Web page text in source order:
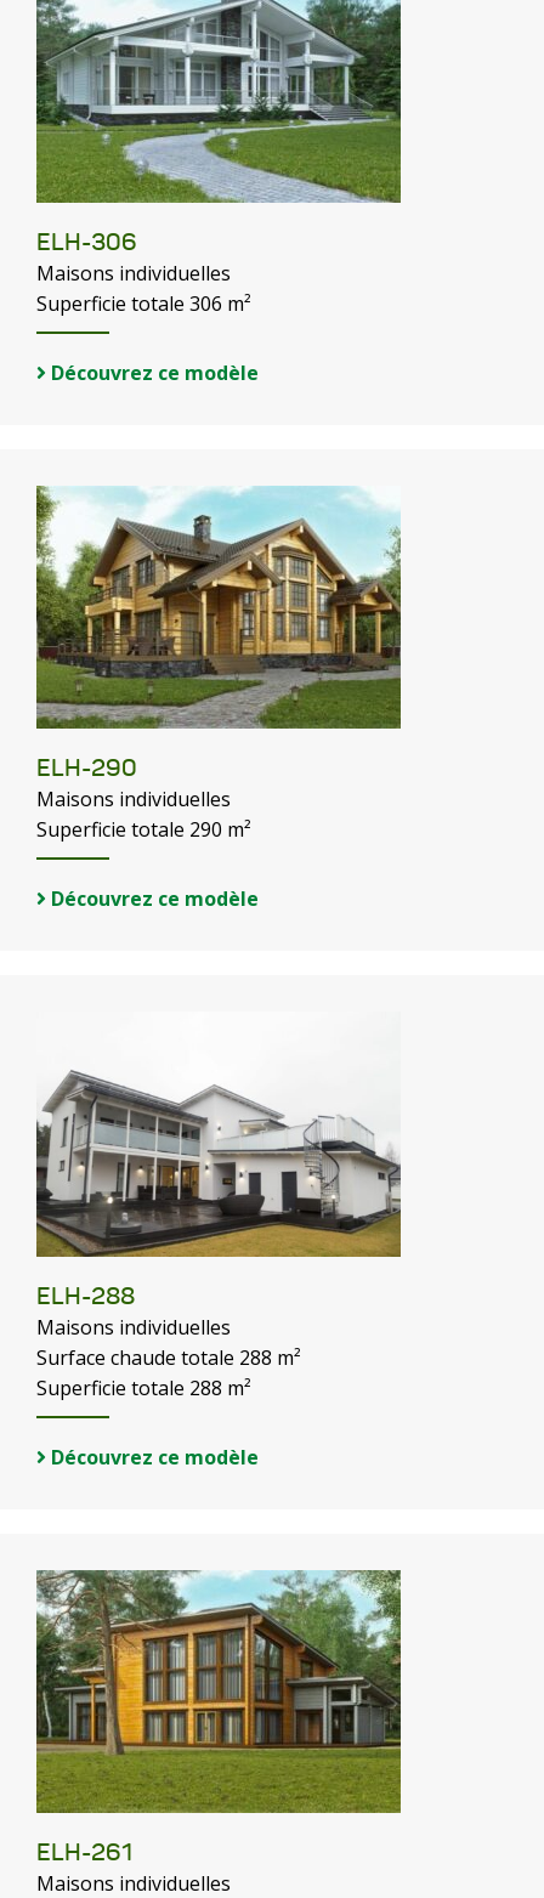
ELH-306
Maisons individuelles
Superficie totale 306 m²
Découvrez ce modèle
ELH-290
Maisons individuelles
Superficie totale 290 m²
Découvrez ce modèle
ELH-288
Maisons individuelles
Surface chaude totale 288 m²
Superficie totale 288 m²
Découvrez ce modèle
ELH-261
Maisons individuelles